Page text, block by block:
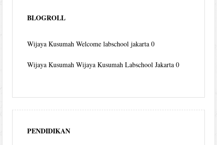
BLOGROLL
Wijaya Kusumah Welcome labschool jakarta 0
Wijaya Kusumah Wijaya Kusumah Labschool Jakarta 0
PENDIDIKAN